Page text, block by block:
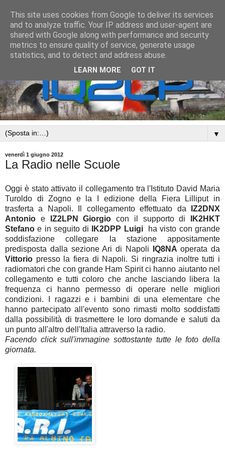
▼
venerdì 1 giugno 2012
La Radio nelle Scuole
Oggi è stato attivato il collegamento tra l'Istituto David Maria
Turoldo di Zogno e la I edizione della Fiera Lilliput in
trasferta a Napoli. Il collegamento effettuato da
IZ2DNX
Antonio e IZ2LPN Giorgio con il supporto di
IK2HKT
Stefano e in seguito di IK2DPP Luigi
ha visto con grande
soddisfazione collegare la stazione appositamente
predisposta dalla sezione Ari di Napoli
IQ8NA operata da
Vittorio presso la fiera di Napoli. Si ringrazia inoltre tutti i
radiomatori che con grande Ham Spirit ci hanno aiutanto nel
collegamento e tutti coloro che anche lasciando libera la
frequenza ci hanno permesso di operare nelle migliori
condizioni. I ragazzi e i bambini di una elementare che
hanno partecipato all'evento sono rimasti molto soddisfatti
dalla possibilità di trasmettere le loro domande e saluti da
un punto all'altro dell'Italia attraverso la radio.
Facendo click sull'immagine sottostante tutte le foto della
giornata.
This site uses cookies from Google to deliver its services
and to analyze traffic. Your IP address and user-agent are
shared with Google along with performance and security
metrics to ensure quality of service, generate usage
statistics, and to detect and address abuse.
LEARN MORE GOT IT